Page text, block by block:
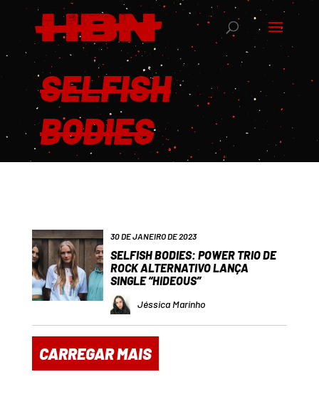
SELFISH
BODIES
30 DE JANEIRO DE 2023
SELFISH BODIES: POWER TRIO DE
ROCK ALTERNATIVO LANÇA
SINGLE “HIDEOUS”
Jéssica Marinho
CARREGAR MAIS